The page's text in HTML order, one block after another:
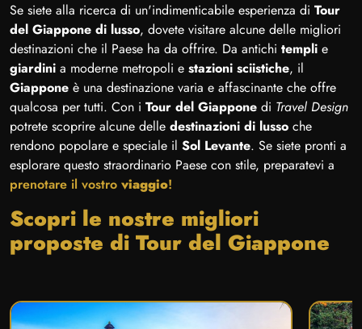
Se siete alla ricerca di un'indimenticabile esperienza di Tour
del Giappone di lusso, dovete visitare alcune delle migliori
destinazioni che il Paese ha da offrire. Da antichi templi e
giardini a moderne metropoli e stazioni sciistiche, il
Giappone è una destinazione varia e affascinante che offre
qualcosa per tutti. Con i Tour del Giappone di Travel Design
potrete scoprire alcune delle destinazioni di lusso che
rendono popolare e speciale il Sol Levante. Se siete pronti a
esplorare questo straordinario Paese con stile, preparatevi a
prenotare il vostro viaggio!
Scopri le nostre migliori
proposte di Tour del Giappone